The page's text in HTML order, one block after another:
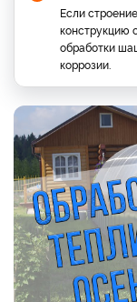
Если
конструкцию
обработки
коррозии.